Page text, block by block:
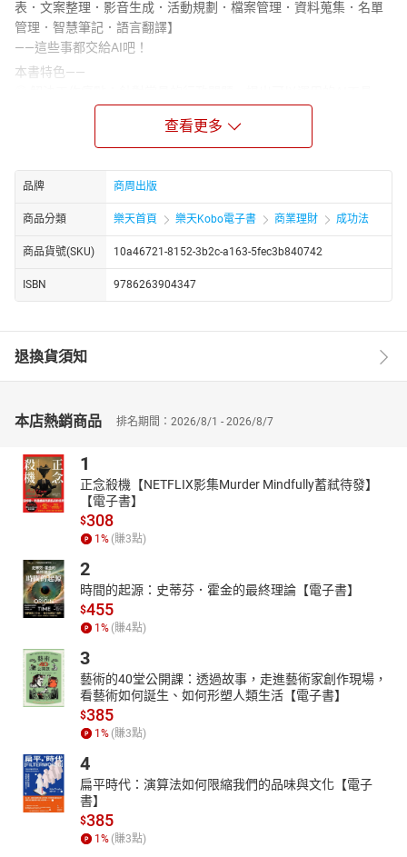
表．文案整理．影音生成．活動規劃．檔案管理．資料蒐集．名單
管理．智慧筆記．語言翻譯】
——這些事都交給AI吧！
本書特色——
◎ 提升行政工作上的任務精算力、活動執行力、文書迅捷力、資料
搜索力，工作更有效率，減輕時間壓力。
◎ 案例引導，步驟教學：每項工具都有案例故事和操作步驟教學，
容易上手，不用擔心學不會。
◎ 概念圖解：簡潔扼要的操作示意圖，更直觀地理解工具的使用方
法。
作模版、清單格式等輔助工具。
◎ 不會寫程式也沒關係！工具好學好用，零基礎輕鬆上手，無痛接
軌AI時代。
◎ 想提升工作效率與競爭力的祕書、助理、行政人員
◎ 不想被行政庶務淹沒、要專注於核心專業的上班族
查看更多
品牌 商周出版
商品分類 樂天首頁 樂天Kobo電子書 商業理財 成功法
商品貨號(SKU) 10a46721-8152-3b2c-a163-5fec3b840742
ISBN 9786263904347
退換貨須知
本店熱銷商品 排名期間：2026/8/1 - 2026/8/7
1
正念殺機【NETFLIX影集Murder Mindfully蓄弒待發】
【電子書】
$308
1 % (賺3點)
2
時間的起源：史蒂芬．霍金的最終理論【電子書】
$455
1 % (賺4點)
3
藝術的40堂公開課：透過故事，走進藝術家創作現場，
看藝術如何誕生、如何形塑人類生活【電子書】
$385
1 % (賺3點)
4
扁平時代：演算法如何限縮我們的品味與文化【電子
書】
$385
1 % (賺3點)